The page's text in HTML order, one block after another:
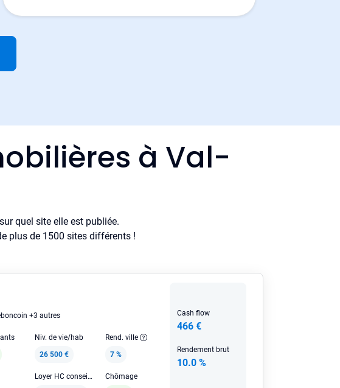
à Val-
quel site elle est publiée.
plus de 1500 sites différents !
+3 autres
Niv. de vie/hab
26 500 €
Rend. ville
7 %
Loyer HC conseillé Chômage
Cash flow
466 €
Rendement brut
10.0 %